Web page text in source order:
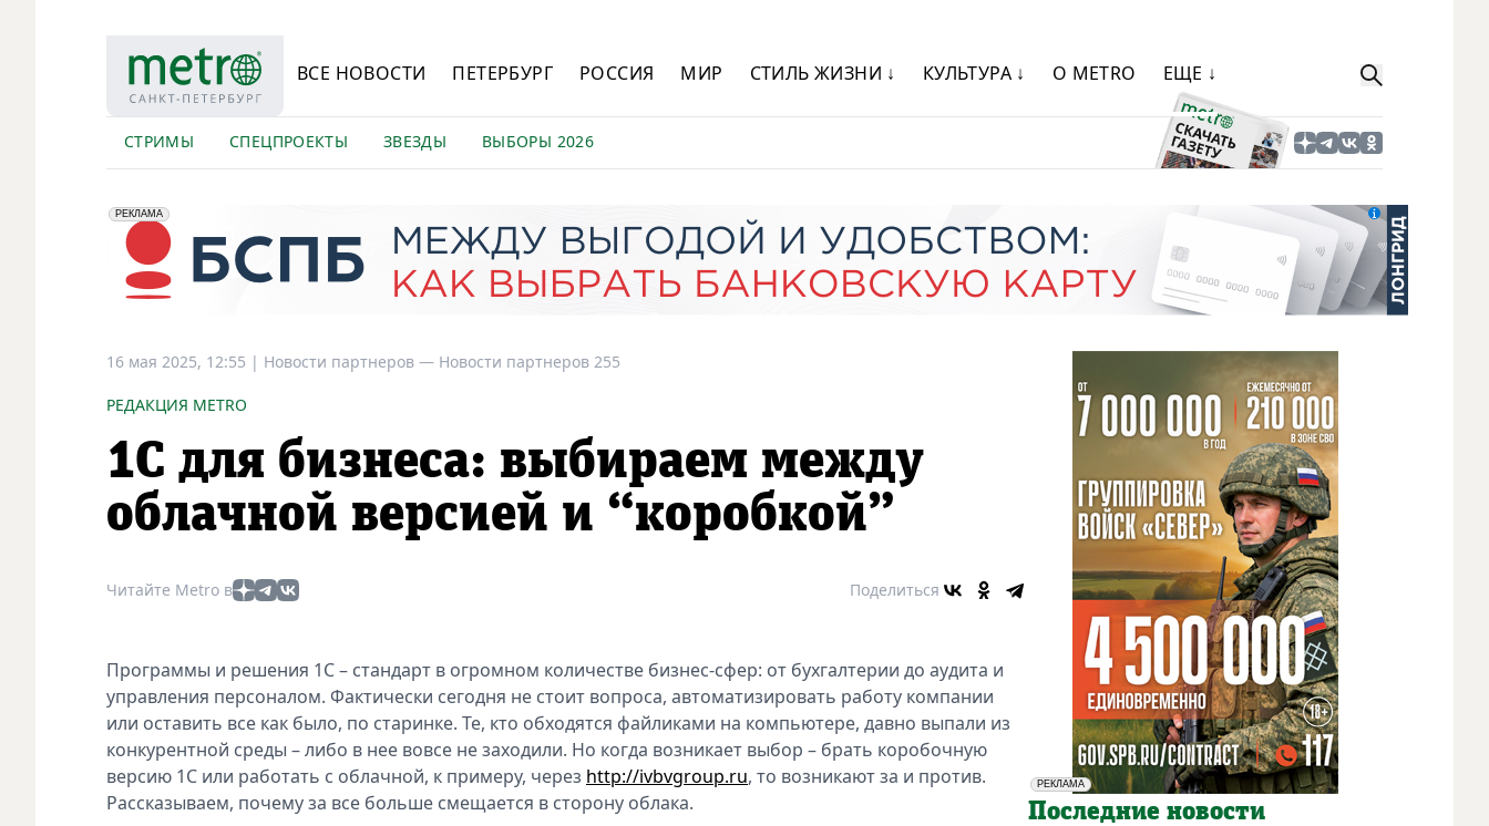
ВСЕ НОВОСТИ ПЕТЕРБУРГ РОССИЯ МИР СТИЛЬ ЖИЗНИ ↓ КУЛЬТУРА ↓ О METRO ЕЩЕ ↓
СТРИМЫ СПЕЦПРОЕКТЫ ЗВЕЗДЫ ВЫБОРЫ 2026
erid: 2VfnxyFybV5
РЕКЛАМА
ПАО "Банк "Санкт-Петербург", ИНН: 7831000027
16 мая 2025, 12:55 | Новости партнеров — Новости партнеров 255
РЕДАКЦИЯ METRO
1С для бизнеса: выбираем между
облачной версией и “коробкой”
Читайте Metro в Поделиться
Программы и решения 1С – стандарт в огромном количестве бизнес-сфер: от бухгалтерии до аудита и
управления персоналом. Фактически сегодня не стоит вопроса, автоматизировать работу компании
или оставить все как было, по старинке. Те, кто обходятся файликами на компьютере, давно выпали из
конкурентной среды – либо в нее вовсе не заходили. Но когда возникает выбор – брать коробочную
версию 1С или работать с облачной, к примеру, через http://ivbvgroup.ru, то возникают за и против.
Рассказываем, почему за все больше смещается в сторону облака.
РЕКЛАМА
Социальная реклама
Последние новости